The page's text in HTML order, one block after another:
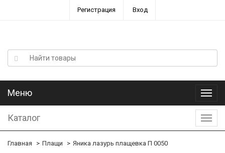
Регистрация Вход
Меню
Меню
Каталог
Главная Плащи Яника лазурь плащевка П 0050